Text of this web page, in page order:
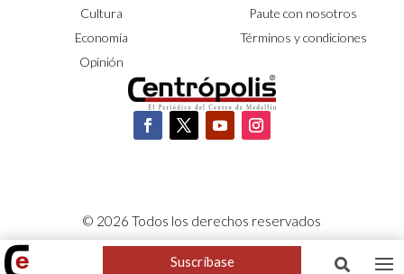
Cultura
Economía
Opinión
Paute con nosotros
Términos y condiciones
© 2026 Todos los derechos reservados
CORPOCENTRO | Hecho con pasión porNeoCiclo
Suscríbase
